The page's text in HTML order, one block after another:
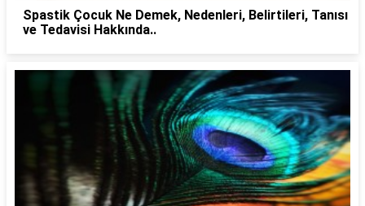
Spastik Çocuk Ne Demek, Nedenleri, Belirtileri, Tanısı
ve Tedavisi Hakkında..